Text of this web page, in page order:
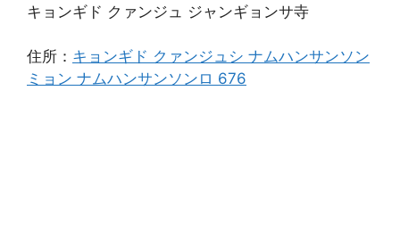
キョンギド クァンジュ ジャンギョンサ寺
住所： キョンギド クァンジュシ ナムハンサンソン
ミョン ナムハンサンソンロ 676